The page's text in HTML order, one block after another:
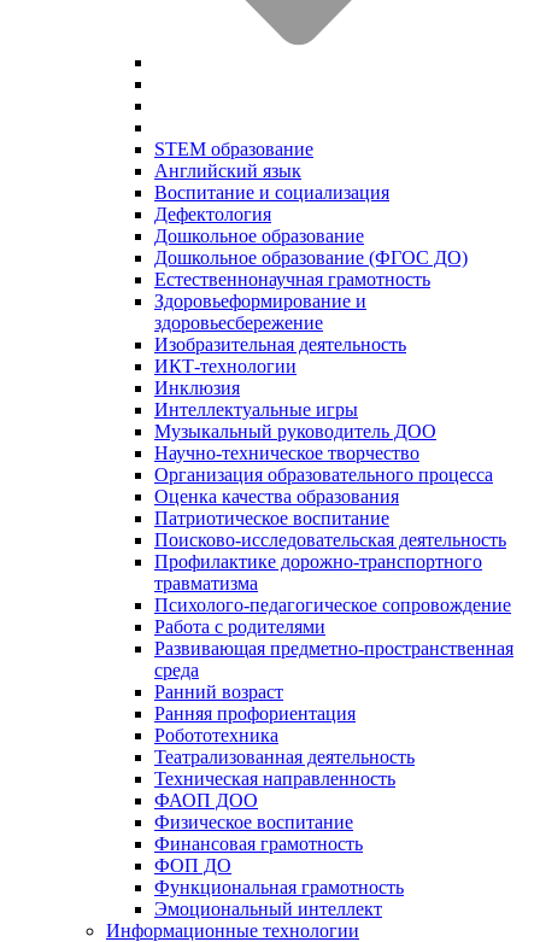
STEM образование
Английский язык
Воспитание и социализация
Дефектология
Дошкольное образование
Дошкольное образование (ФГОС ДО)
Естественнонаучная грамотность
Здоровьеформирование и
здоровьесбережение
Изобразительная деятельность
ИКТ-технологии
Инклюзия
Интеллектуальные игры
Музыкальный руководитель ДОО
Научно-техническое творчество
Организация образовательного процесса
Оценка качества образования
Патриотическое воспитание
Поисково-исследовательская деятельность
Профилактике дорожно-транспортного
травматизма
Психолого-педагогическое сопровождение
Работа с родителями
Развивающая предметно-пространственная
среда
Ранний возраст
Ранняя профориентация
Робототехника
Театрализованная деятельность
Техническая направленность
ФАОП ДОО
Физическое воспитание
Финансовая грамотность
ФОП ДО
Функциональная грамотность
Эмоциональный интеллект
Информационные технологии